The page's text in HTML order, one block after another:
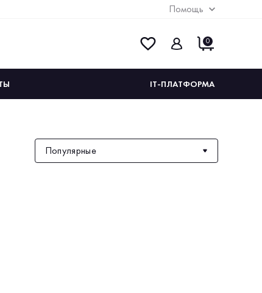
Помощь
0
IT-ПЛАТФОРМА
Популярные